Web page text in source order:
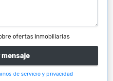
ofertas inmobiliarias
mensaje
de servicio y privacidad